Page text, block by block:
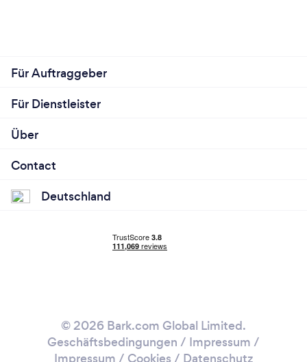
Für Auftraggeber
Für Dienstleister
Über
Contact
Deutschland
© 2026 Bark.com Global Limited.
Geschäftsbedingungen / Impressum /
Impressum / Cookies / Datenschutz